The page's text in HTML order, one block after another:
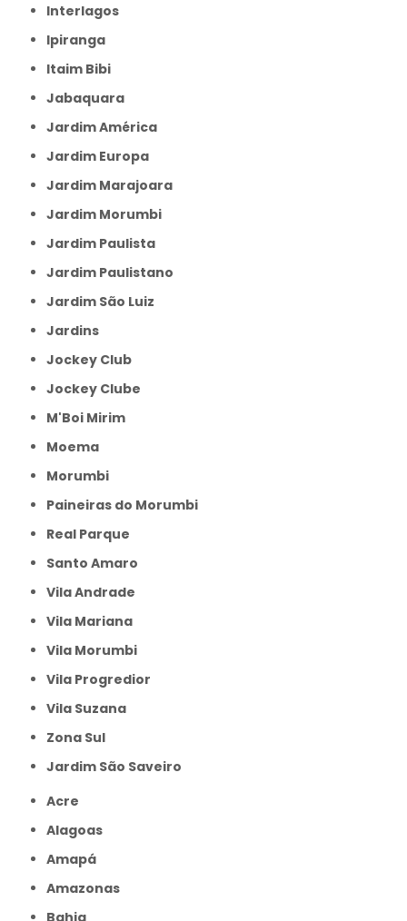
Interlagos
Ipiranga
Itaim Bibi
Jabaquara
Jardim América
Jardim Europa
Jardim Marajoara
Jardim Morumbi
Jardim Paulista
Jardim Paulistano
Jardim São Luiz
Jardins
Jockey Club
Jockey Clube
M'Boi Mirim
Moema
Morumbi
Paineiras do Morumbi
Real Parque
Santo Amaro
Vila Andrade
Vila Mariana
Vila Morumbi
Vila Progredior
Vila Suzana
Zona Sul
jardim São Saveiro
Acre
Alagoas
Amapá
Amazonas
Bahia